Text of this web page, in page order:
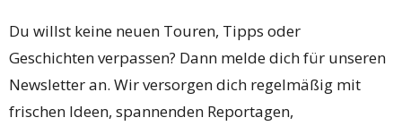
Du willst keine neuen Touren, Tipps oder
Geschichten verpassen? Dann melde dich für unseren
Newsletter an. Wir versorgen dich regelmäßig mit
frischen Ideen, spannenden Reportagen,